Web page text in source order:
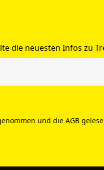
die neuesten Infos zu
und die AGB